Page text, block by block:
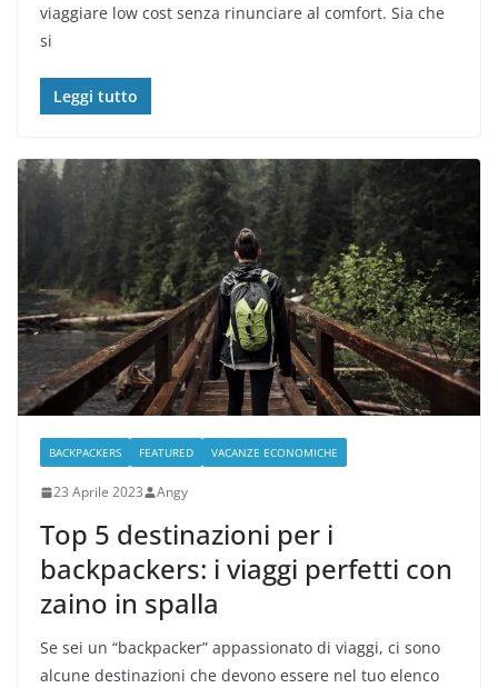
viaggiare low cost senza rinunciare al comfort. Sia che
si
Leggi tutto
BACKPACKERS FEATURED VACANZE ECONOMICHE
23 Aprile 2023 Angy
Top 5 destinazioni per i
backpackers: i viaggi perfetti con
zaino in spalla
Se sei un “backpacker” appassionato di viaggi, ci sono
alcune destinazioni che devono essere nel tuo elenco